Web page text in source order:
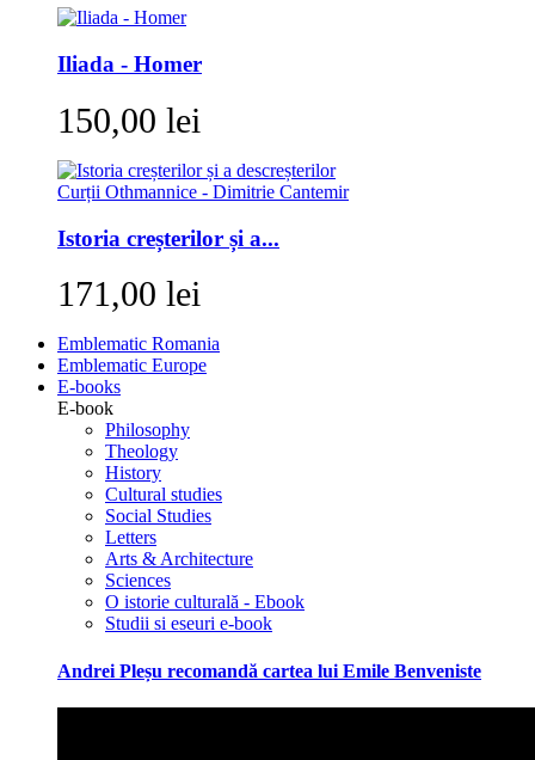
Iliada - Homer
150,00 lei
Istoria creșterilor și a...
171,00 lei
Emblematic Romania
Emblematic Europe
E-books
E-book
Philosophy
Theology
History
Cultural studies
Social Studies
Letters
Arts & Architecture
Sciences
O istorie culturală - Ebook
Studii si eseuri e-book
Andrei Pleșu recomandă cartea lui Emile Benveniste